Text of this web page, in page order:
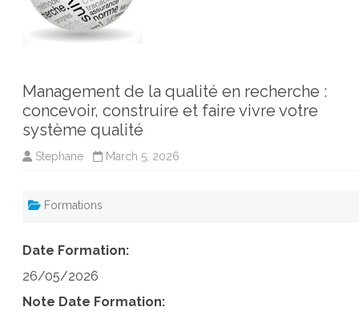
Management de la qualité en recherche :
concevoir, construire et faire vivre votre
système qualité
Stephane March 5, 2026
Formations
Date Formation:
26/05/2026
Note Date Formation: